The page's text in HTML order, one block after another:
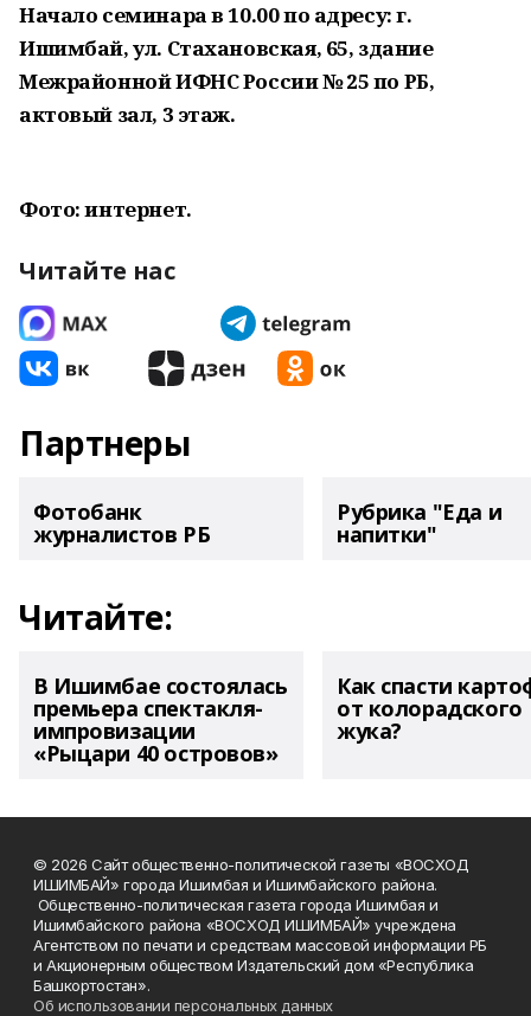
Начало семинара в 10.00 по адресу: г.
Ишимбай, ул. Стахановская, 65, здание
Межрайонной ИФНС России № 25 по РБ,
актовый зал, 3 этаж.
Фото: интернет.
Читайте нас
Партнеры
Фотобанк
журналистов РБ
Рубрика "Еда и
напитки"
Читайте:
В Ишимбае состоялась
премьера спектакля-
импровизации
«Рыцари 40 островов»
Как спасти
от колорадского
жука?
© 2026 Сайт общественно-политической газеты «ВОСХОД
ИШИМБАЙ» города Ишимбая и Ишимбайского района.
Общественно-политическая газета города Ишимбая и
Ишимбайского района «ВОСХОД ИШИМБАЙ» учреждена
Агентством по печати и средствам массовой информации РБ
и Акционерным обществом Издательский дом «Республика
Башкортостан».
Об использовании персональных данных